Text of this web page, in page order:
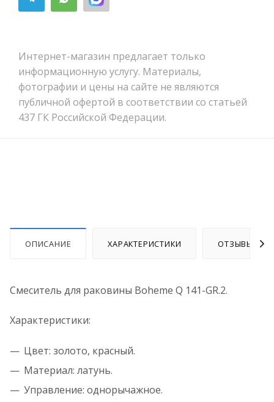
Интернет-магазин предлагает только
информационную услугу. Материалы,
фотографии и цены на сайте не являются
публичной офертой в соответствии со статьей
437 ГК Российской Федерации.
ОПИСАНИЕ ХАРАКТЕРИСТИКИ ОТЗЫВЫ
Смеситель для раковины Boheme Q 141-GR.2.
Характеристики:
Цвет: золото, красный.
Материал: латунь.
Управление: однорычажное.